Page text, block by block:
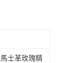
士革玫瑰精